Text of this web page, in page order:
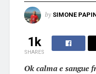
by SIMONE
1k
SHARES
Ok calma e sangue